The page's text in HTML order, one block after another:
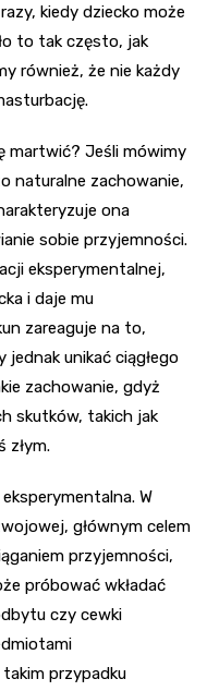
kiedy dziecko może
to tak często, jak
również, że nie każdy
martwić? Jeśli mówimy
naturalne zachowanie,
ona
sobie przyjemności.
eksperymentalnej,
i daje mu
zareaguje na to,
unikać ciągłego
zachowanie, gdyż
skutków, takich jak
złym.
W
głównym celem
przyjemności,
próbować wkładać
czy cewki
przypadku